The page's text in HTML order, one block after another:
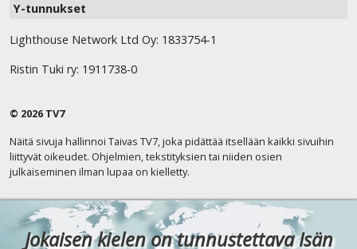
Y-tunnukset
Lighthouse Network Ltd Oy: 1833754-1
Ristin Tuki ry: 1911738-0
© 2026 TV7
Näitä sivuja hallinnoi Taivas TV7, joka pidättää itsellään kaikki sivuihin
liittyvät oikeudet. Ohjelmien, tekstityksien tai niiden osien
julkaiseminen ilman lupaa on kielletty.
Jokaisen kielen on tunnustettava Isän